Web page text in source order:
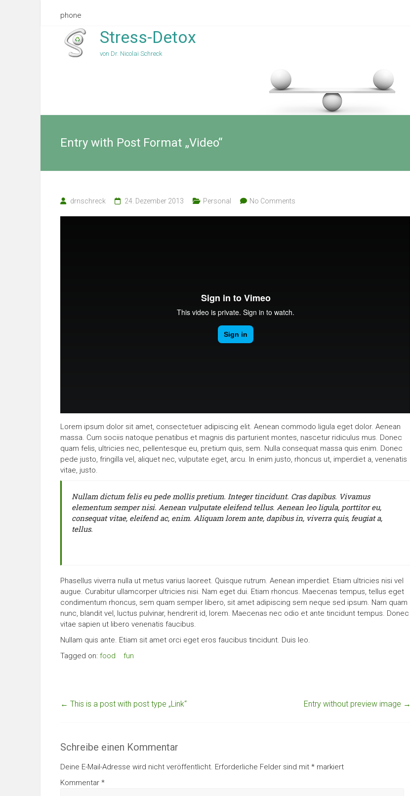
phone
Stress-Detox
von Dr. Nicolai Schreck
Entry with Post Format „Video“
drnschreck 24. Dezember 2013 Personal No Comments
Lorem ipsum dolor sit amet, consectetuer adipiscing elit. Aenean commodo ligula eget dolor. Aenean
massa. Cum sociis natoque penatibus et magnis dis parturient montes, nascetur ridiculus mus. Donec
quam felis, ultricies nec, pellentesque eu, pretium quis, sem. Nulla consequat massa quis enim. Donec
pede justo, fringilla vel, aliquet nec, vulputate eget, arcu. In enim justo, rhoncus ut, imperdiet a, venenatis
vitae, justo.
Nullam dictum felis eu pede mollis pretium. Integer tincidunt. Cras dapibus. Vivamus
elementum semper nisi. Aenean vulputate eleifend tellus. Aenean leo ligula, porttitor eu,
consequat vitae, eleifend ac, enim. Aliquam lorem ante, dapibus in, viverra quis, feugiat a,
tellus.
Phasellus viverra nulla ut metus varius laoreet. Quisque rutrum. Aenean imperdiet. Etiam ultricies nisi vel
augue. Curabitur ullamcorper ultricies nisi. Nam eget dui. Etiam rhoncus. Maecenas tempus, tellus eget
condimentum rhoncus, sem quam semper libero, sit amet adipiscing sem neque sed ipsum. Nam quam
nunc, blandit vel, luctus pulvinar, hendrerit id, lorem. Maecenas nec odio et ante tincidunt tempus. Donec
vitae sapien ut libero venenatis faucibus.
Nullam quis ante. Etiam sit amet orci eget eros faucibus tincidunt. Duis leo.
Tagged on: food fun
← This is a post with post type „Link“ Entry without preview image →
Schreibe einen Kommentar
Deine E-Mail-Adresse wird nicht veröffentlicht. Erforderliche Felder sind mit * markiert
Kommentar *